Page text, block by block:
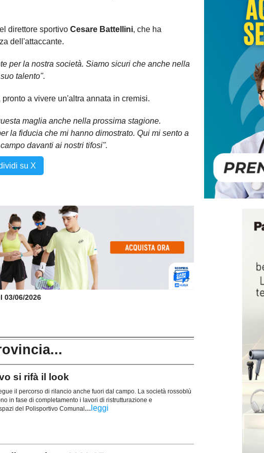
direttore sportivo Cesare Battellini, che ha
dell'attaccante.
per la nostra società. Siamo sicuri che anche nella
talento".
a vivere un'altra annata in cremisi.
maglia anche nella prossima stagione.
la fiducia che mi hanno dimostrato. Qui mi sento a
davanti ai nostri tifosi".
su X
03/06/2026
si rifà il look
il percorso di rilancio anche fuori dal campo. La società rossoblù
in fase di completamento i lavori di ristrutturazione e
del Polisportivo Comunal ... leggi